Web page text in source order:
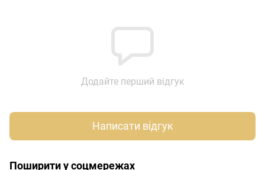
Додайте перший відгук
Написати відгук
Поширити у соцмережах